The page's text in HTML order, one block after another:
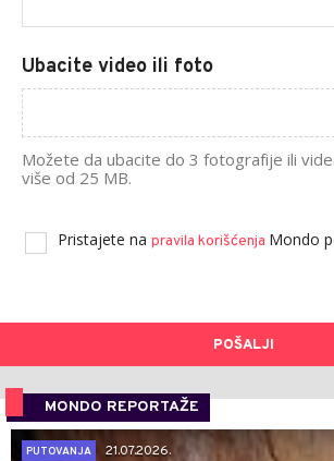
Ubacite video ili foto
Možete da ubacite do 3 fotografije ili
više od 25 MB.
Pristajete na pravila korišćenja Mondo
POŠALJI
MONDO REPORTAŽE
PUTOVANJA
21.07.2026.